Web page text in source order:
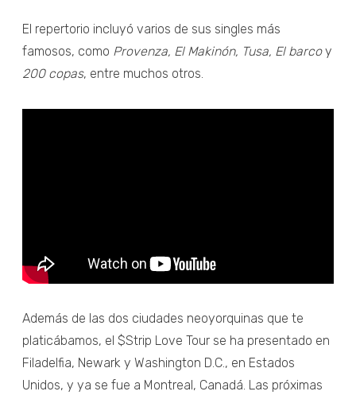
El repertorio incluyó varios de sus singles más
famosos, como Provenza, El Makinón, Tusa, El barcoy
200 copas, entre muchos otros.
Además de las dos ciudades neoyorquinas que te
platicábamos, el $Strip Love Tour se ha presentado en
Filadelfia, Newark y Washington D.C., en Estados
Unidos, y ya se fue a Montreal, Canadá. Las próximas